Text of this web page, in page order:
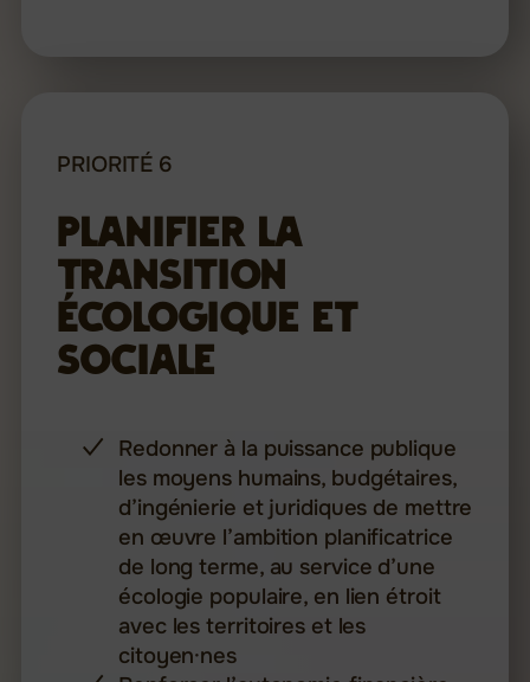
PRIORITÉ 6
Planifier la
transition
écologique et
sociale
Redonner à la puissance publique
les moyens humains, budgétaires,
d’ingénierie et juridiques de mettre
en œuvre l’ambition planificatrice
de long terme, au service d’une
écologie populaire, en lien étroit
avec les territoires et les
citoyen·nes